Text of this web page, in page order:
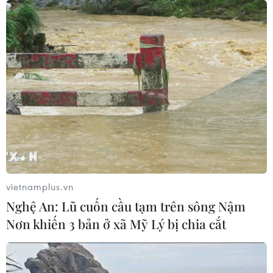
HIV/AIDS bùng phát trở lại
29/07/2026 05:17
Johnson & Johnson chi 5,5 tỷ USD
dàn xếp vụ kiện phấn rôm gây ung
thư
28/07/2026 04:37
Panama cảnh báo ổ dịch hô hấp lạ
Nắng nóng khốc liệt tại Mỹ và Hàn
Quốc đe dọa sức khỏe cộng đồng
vietnamplus.vn
Nghệ An: Lũ cuốn cầu tạm trên sông Nậm
Nơn khiến 3 bản ở xã Mỹ Lý bị chia cắt